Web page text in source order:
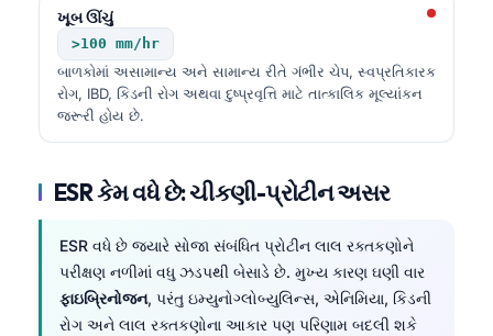
ખૂબ ઊંચું
>100 mm/hr
બાળકોમાં અસામાન્ય અને સામાન્ય રીતે ગંભીર ચેપ, સ્વપ્રતિકારક
રોગ, IBD, કિડની રોગ અથવા દુષ્પ્રવૃત્તિ માટે તાત્કાલિક મૂલ્યાંકન
જરૂરી હોય છે.
ESR કેમ વધે છે: ચીકણી-પ્રોટીન અસર
ESR વધે છે જ્યારે સોજા સંબંધિત પ્રોટીન લાલ રક્તકણોને
પરીક્ષણ નળીમાં વધુ ઝડપથી બેસાડે છે. મુખ્ય કારણ ઘણી વાર
ફાઇબ્રિનોજન, પરંતુ ઇમ્યુનોગ્લોબ્યુલિન્સ, એનિમિયા, કિડની
રોગ અને લાલ રક્તકણોના આકાર પણ પરિણામ બદલી શકે